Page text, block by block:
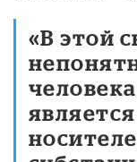
«В этой